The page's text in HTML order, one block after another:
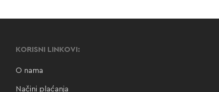
KORISNI LINKOVI:
O nama
Načini plaćanja